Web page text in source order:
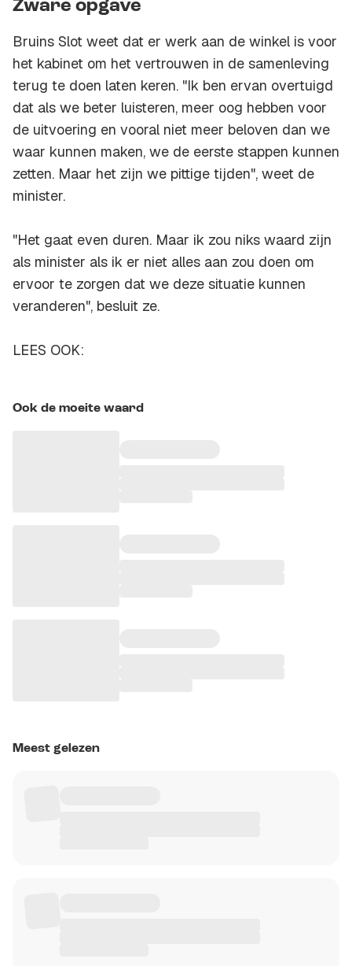
Zware opgave
Bruins Slot weet dat er werk aan de winkel is voor
het kabinet om het vertrouwen in de samenleving
terug te doen laten keren. "Ik ben ervan overtuigd
dat als we beter luisteren, meer oog hebben voor
de uitvoering en vooral niet meer beloven dan we
waar kunnen maken, we de eerste stappen kunnen
zetten. Maar het zijn we pittige tijden", weet de
minister.
"Het gaat even duren. Maar ik zou niks waard zijn
als minister als ik er niet alles aan zou doen om
ervoor te zorgen dat we deze situatie kunnen
veranderen", besluit ze.
LEES OOK:
Ook de moeite waard
Meest gelezen